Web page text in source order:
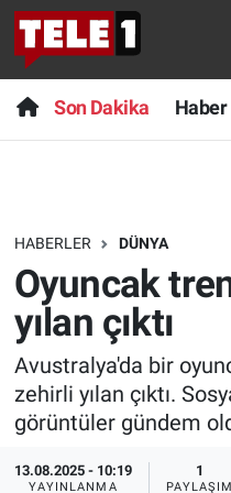
Son Dakika Haber
HABERLER DÜNYA
Oyuncak
yılan çıktı
Avustralya'da bir
zehirli yılan çıktı.
görüntüler gündem
13.08.2025 - 10:19
YAYINLANMA
1
PAYLAŞIM
Anında Manşet
Başka Sohbetler
Bilim turu
Bilim ve Teknoloji
Doğa Konuşuyor
Dünya
Ege Saati
Son Dakika
Haber
Dünya
Teknoloji
Sağlık
Spor
Yayın Akışı
Nöbetçi Eczaneler
Hava Durumu
Trafik Durumu
Süper Lig Puan
Tüm Manşetler
Son Dakika
Haber Arşivi